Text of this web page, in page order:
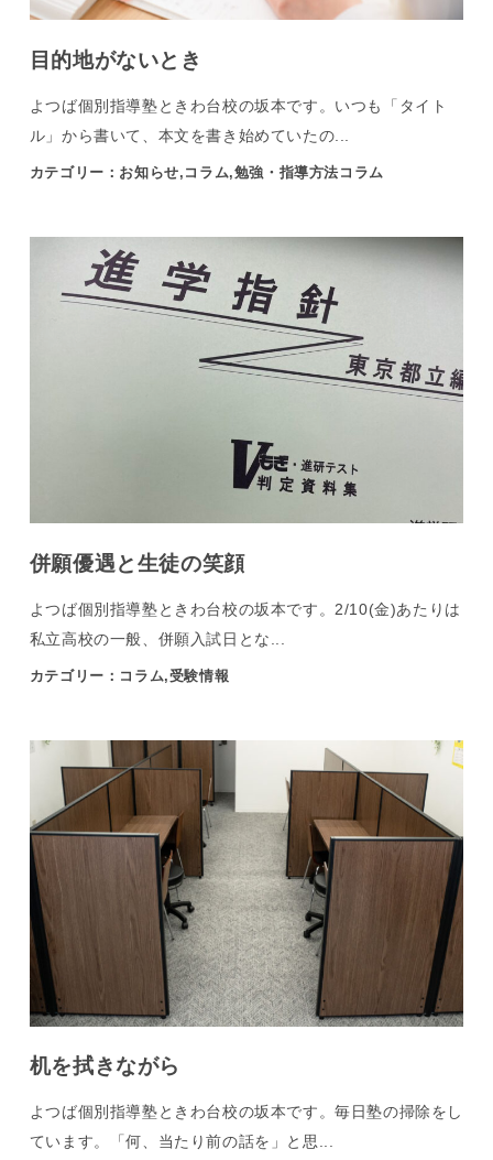
目的地がないとき
よつば個別指導塾ときわ台校の坂本です。いつも「タイト
ル」から書いて、本文を書き始めていたの...
カテゴリー：お知らせ,コラム,勉強・指導方法コラム
併願優遇と生徒の笑顔
よつば個別指導塾ときわ台校の坂本です。2/10(金)あたりは
私立高校の一般、併願入試日とな...
カテゴリー：コラム,受験情報
机を拭きながら
よつば個別指導塾ときわ台校の坂本です。毎日塾の掃除をし
ています。「何、当たり前の話を」と思...